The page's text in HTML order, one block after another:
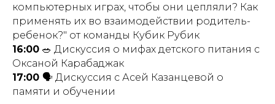
компьютерных играх, чтобы они цепляли? Как
применять их во взаимодействии родитель-
ребенок?" от команды Кубик Рубик
16:00 🥗 Дискуссия о мифах детского питания с
Оксаной Карабаджак
17:00 🗣 Дискуссия с Асей Казанцевой о
памяти и обучении